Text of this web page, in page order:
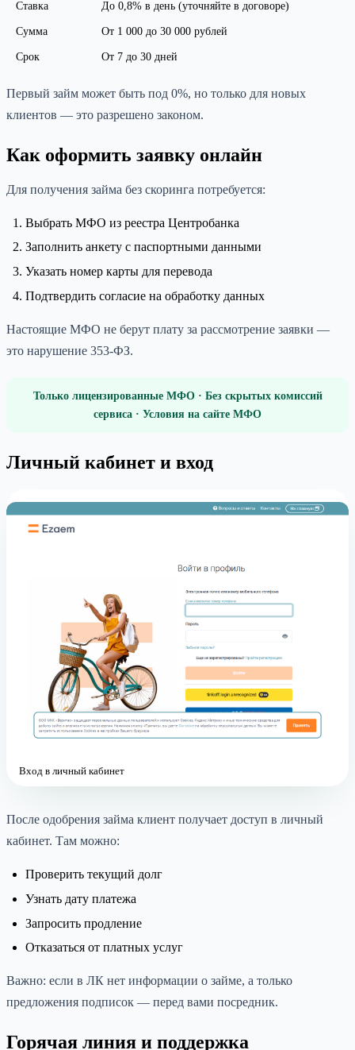
Ставка До 0,8% в день (уточняйте в договоре)
Сумма От 1 000 до 30 000 рублей
Срок От 7 до 30 дней
Первый займ может быть под 0%, но только для новых
клиентов — это разрешено законом.
Как оформить заявку онлайн
Для получения займа без скоринга потребуется:
Выбрать МФО из реестра Центробанка
Заполнить анкету с паспортными данными
Указать номер карты для перевода
Подтвердить согласие на обработку данных
Настоящие МФО не берут плату за рассмотрение заявки —
это нарушение 353-ФЗ.
Только лицензированные МФО · Без скрытых комиссий
сервиса · Условия на сайте МФО
Личный кабинет и вход
Вход в личный кабинет
После одобрения займа клиент получает доступ в личный
кабинет. Там можно:
Проверить текущий долг
Узнать дату платежа
Запросить продление
Отказаться от платных услуг
Важно: если в ЛК нет информации о займе, а только
предложения подписок — перед вами посредник.
Горячая линия и поддержка